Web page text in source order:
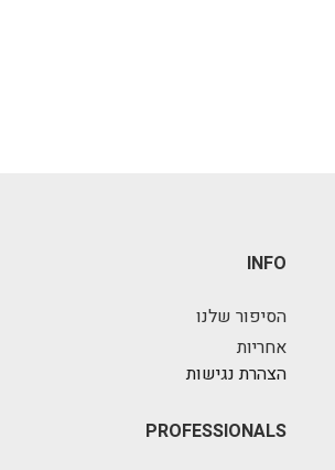
INFO
הסיפור שלנו
אחריות
הצהרת נגישות
PROFESSIONALS